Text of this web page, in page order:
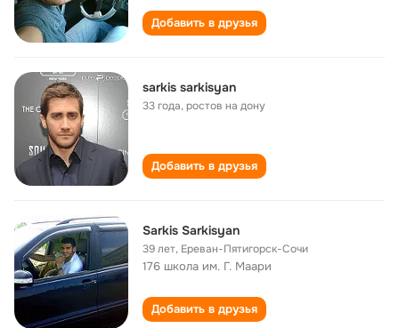
Добавить в друзья
sarkis sarkisyan
33 года,ростов на дону
Добавить в друзья
Sarkis Sarkisyan
39 лет, Ереван-Пятигорск-Сочи
176 школа им. Г. Маари
Добавить в друзья